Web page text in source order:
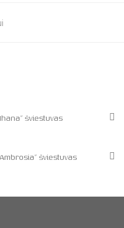
šviestuvas
šviestuvas